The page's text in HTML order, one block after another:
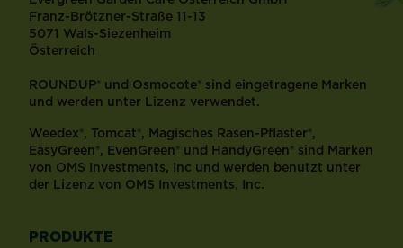
Franz-Brötzner-Straße 11-13
5071 Wals-Siezenheim
Österreich
ROUNDUP® und Osmocote® sind eingetragene Marken
und werden unter Lizenz verwendet.
Weedex®, Tomcat®, Magisches Rasen-Pflaster®,
EasyGreen®, EvenGreen® und HandyGreen® sind Marken
von OMS Investments, Inc und werden benutzt unter
der Lizenz von OMS Investments, Inc.
PRODUKTE